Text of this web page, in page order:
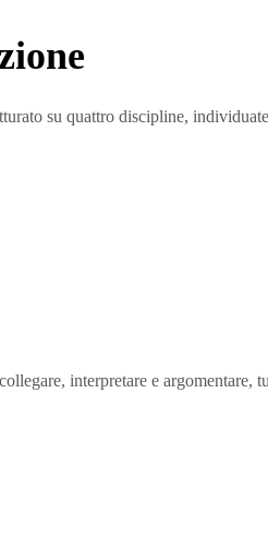
su quattro discipline,
interpretare e argomentare,